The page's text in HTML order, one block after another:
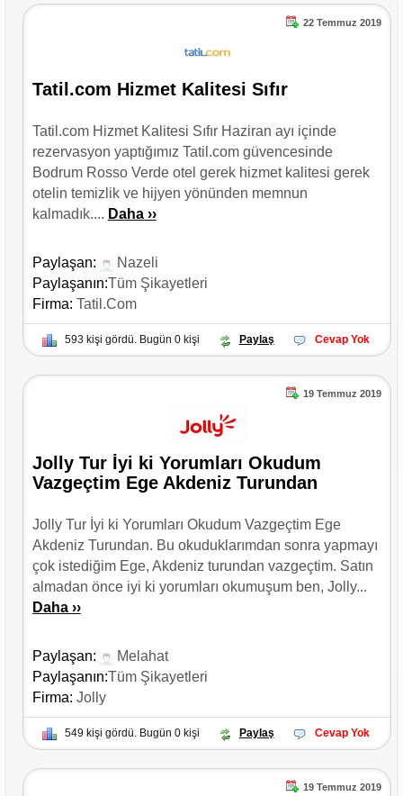
22 Temmuz 2019
Tatil.com Hizmet Kalitesi Sıfır
Tatil.com Hizmet Kalitesi Sıfır Haziran ayı içinde
rezervasyon yaptığımız Tatil.com güvencesinde
Bodrum Rosso Verde otel gerek hizmet kalitesi gerek
otelin temizlik ve hijyen yönünden memnun
kalmadık.... Daha ››
Paylaşan:
Nazeli
Paylaşanın:Tüm Şikayetleri
Firma: Tatil.com
593 kişi gördü. Bugün 0 kişi Paylaş Cevap Yok
19 Temmuz 2019
Jolly Tur İyi ki Yorumları Okudum
Vazgeçtim Ege Akdeniz Turundan
Jolly Tur İyi ki Yorumları Okudum Vazgeçtim Ege
Akdeniz Turundan. Bu okuduklarımdan sonra yapmayı
çok istediğim Ege, Akdeniz turundan vazgeçtim. Satın
almadan önce iyi ki yorumları okumuşum ben, Jolly...
Daha ››
Paylaşan:
Melahat
Paylaşanın:Tüm Şikayetleri
Firma: Jolly
549 kişi gördü. Bugün 0 kişi Paylaş Cevap Yok
19 Temmuz 2019